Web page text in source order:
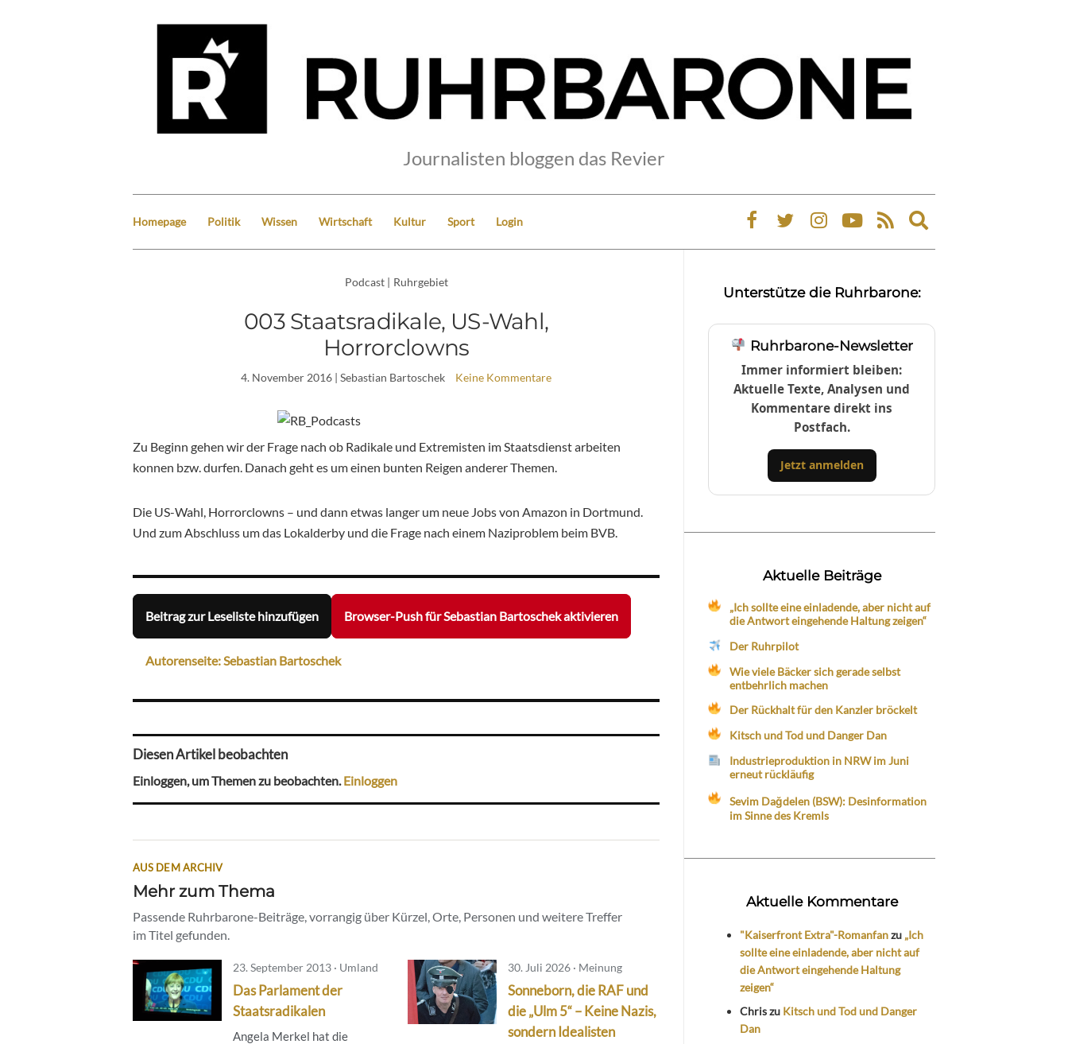
Journalisten bloggen das Revier
Homepage Politik Wissen Wirtschaft Kultur Sport Login
Expand
search
Podcast | Ruhrgebiet
003 Staatsradikale, US-Wahl,
Horrorclowns
4. November 2016 | Sebastian Bartoschek Keine Kommentare
Zu Beginn gehen wir der Frage nach ob Radikale und Extremisten im Staatsdienst arbeiten
konnen bzw. durfen. Danach geht es um einen bunten Reigen anderer Themen.
Die US-Wahl, Horrorclowns – und dann etwas langer um neue Jobs von Amazon in Dortmund.
Und zum Abschluss um das Lokalderby und die Frage nach einem Naziproblem beim BVB.
Beitrag zur Leseliste hinzufügen Browser-Push für Sebastian Bartoschek aktivieren
Autorenseite: Sebastian Bartoschek
Diesen Artikel beobachten
Einloggen, um Themen zu beobachten.Einloggen
AUS DEM ARCHIV
Mehr zum Thema
Passende Ruhrbarone-Beiträge, vorrangig über Kürzel, Orte, Personen und weitere Treffer
im Titel gefunden.
23. September 2013 · Umland
Das Parlament der
Staatsradikalen
Angela Merkel hat die
30. Juli 2026 · Meinung
Sonneborn, die RAF und
die „Ulm 5“ – Keine Nazis,
sondern Idealisten
Unterstütze die Ruhrbarone:
Ruhrbarone-Newsletter
Immer informiert bleiben:
Aktuelle Texte, Analysen und
Kommentare direkt ins
Postfach.
Jetzt anmelden
Aktuelle Beiträge
„Ich sollte eine einladende, aber nicht auf
die Antwort eingehende Haltung zeigen“
Der Ruhrpilot
Wie viele Bäcker sich gerade selbst
entbehrlich machen
Der Rückhalt für den Kanzler bröckelt
Kitsch und Tod und Danger Dan
Industrieproduktion in NRW im Juni
erneut rückläufig
Sevim Dağdelen (BSW): Desinformation
im Sinne des Kremls
Aktuelle Kommentare
"Kaiserfront Extra"-Romanfanzu „Ich
sollte eine einladende, aber nicht auf
die Antwort eingehende Haltung
zeigen“
Chriszu Kitsch und Tod und Danger
Dan